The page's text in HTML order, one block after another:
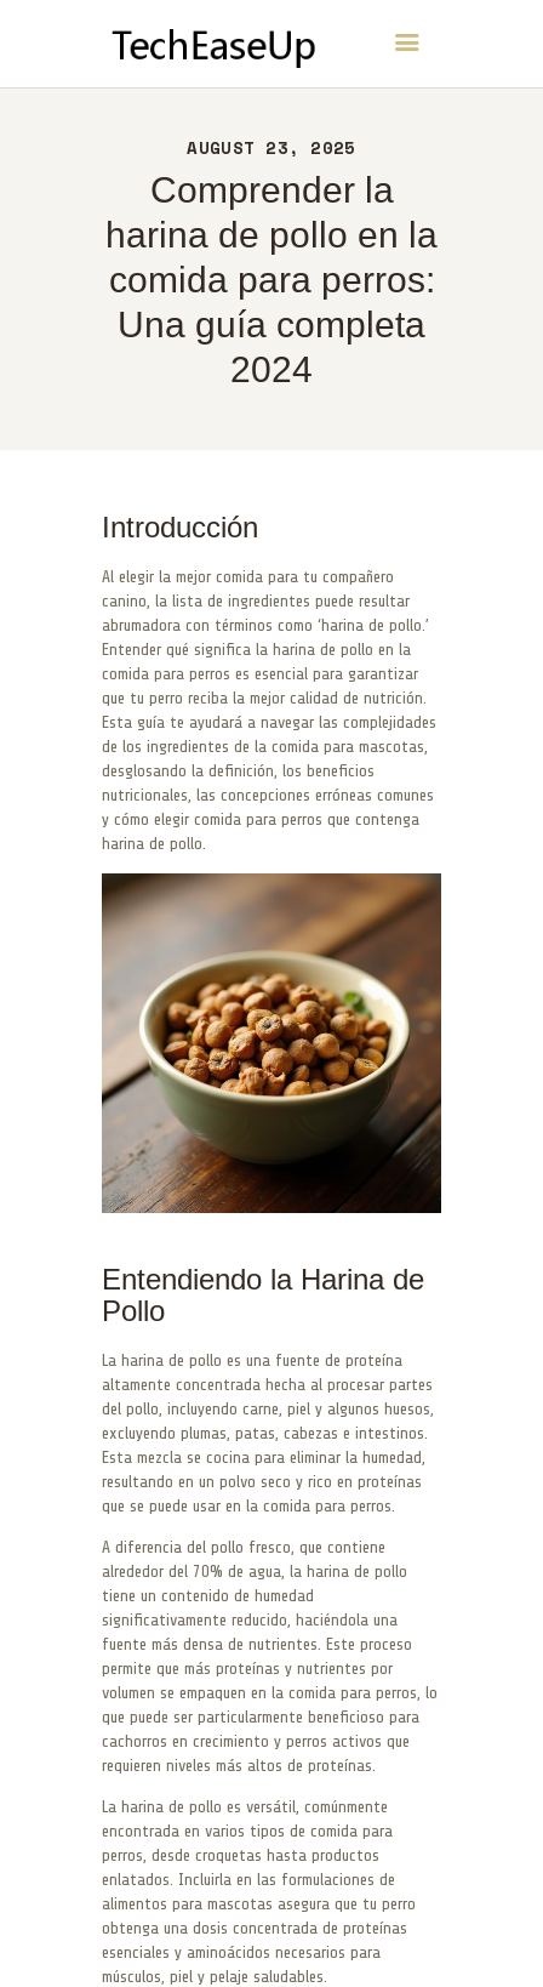
AUGUST 23, 2025
Comprender la
harina de pollo en la
comida para perros:
Una guía completa
2024
TechEaseUp
INICIO
ACERCA DE
CONTACTO
POLÍTICA
ESPAÑOL
Introducción
Al elegir la mejor comida para tu compañero
canino, la lista de ingredientes puede resultar
abrumadora con términos como ‘harina de pollo.’
Entender qué significa la harina de pollo en la
comida para perros es esencial para garantizar
que tu perro reciba la mejor calidad de nutrición.
Esta guía te ayudará a navegar las complejidades
de los ingredientes de la comida para mascotas,
desglosando la definición, los beneficios
nutricionales, las concepciones erróneas comunes
y cómo elegir comida para perros que contenga
harina de pollo.
Entendiendo la Harina de
Pollo
La harina de pollo es una fuente de proteína
altamente concentrada hecha al procesar partes
del pollo, incluyendo carne, piel y algunos huesos,
excluyendo plumas, patas, cabezas e intestinos.
Esta mezcla se cocina para eliminar la humedad,
resultando en un polvo seco y rico en proteínas
que se puede usar en la comida para perros.
A diferencia del pollo fresco, que contiene
alrededor del 70% de agua, la harina de pollo
tiene un contenido de humedad
significativamente reducido, haciéndola una
fuente más densa de nutrientes. Este proceso
permite que más proteínas y nutrientes por
volumen se empaquen en la comida para perros, lo
que puede ser particularmente beneficioso para
cachorros en crecimiento y perros activos que
requieren niveles más altos de proteínas.
La harina de pollo es versátil, comúnmente
encontrada en varios tipos de comida para
perros, desde croquetas hasta productos
enlatados. Incluirla en las formulaciones de
alimentos para mascotas asegura que tu perro
obtenga una dosis concentrada de proteínas
esenciales y aminoácidos necesarios para
músculos, piel y pelaje saludables.